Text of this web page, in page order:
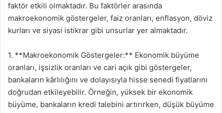
faktör etkili olmaktadır. Bu faktörler arasında
makroekonomik göstergeler, faiz oranları, enflasyon, döviz
kurları ve siyasi istikrar gibi unsurlar yer almaktadır.
1. **Makroekonomik Göstergeler:** Ekonomik büyüme
oranları, işsizlik oranları ve cari açık gibi göstergeler,
bankaların kârlılığını ve dolayısıyla hisse senedi fiyatlarını
doğrudan etkileyebilir. Örneğin, yüksek bir ekonomik
büyüme, bankaların kredi talebini artırırken, düşük büyüme